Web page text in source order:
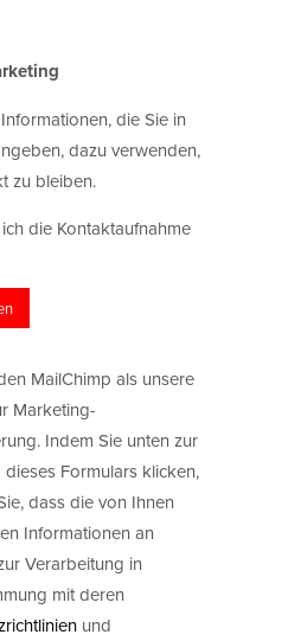
die Sie in
dazu verwenden,
zu bleiben.
die Kontaktaufnahme
MailChimp als unsere
Marketing-
Indem Sie unten zur
Formulars klicken,
dass die von Ihnen
Informationen an
Verarbeitung in
mit deren
und